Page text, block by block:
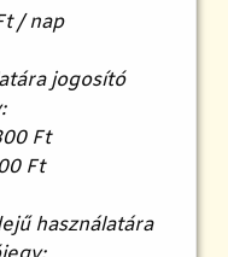
/ nap
jogosító
Ft
Ft
használatára